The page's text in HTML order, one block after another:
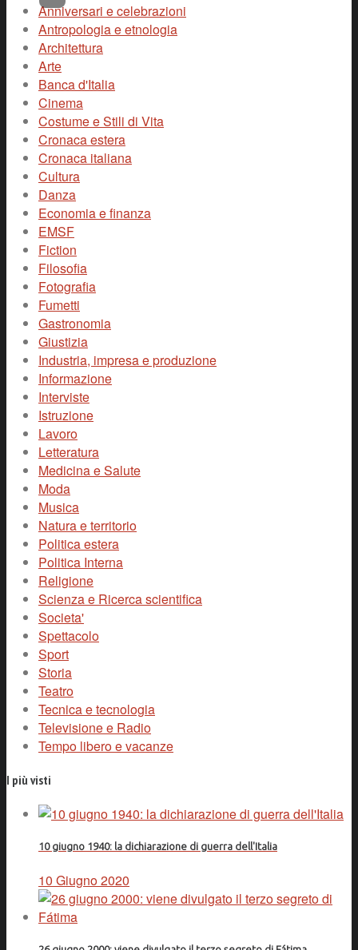
Anniversari e celebrazioni
Antropologia e etnologia
Architettura
Arte
Banca d'Italia
Cinema
Costume e Stili di Vita
Cronaca estera
Cronaca italiana
Cultura
Danza
Economia e finanza
EMSF
Fiction
Filosofia
Fotografia
Fumetti
Gastronomia
Giustizia
Industria, impresa e produzione
Informazione
Interviste
Istruzione
Lavoro
Letteratura
Medicina e Salute
Moda
Musica
Natura e territorio
Politica estera
Politica Interna
Religione
Scienza e Ricerca scientifica
Societa'
Spettacolo
Sport
Storia
Teatro
Tecnica e tecnologia
Televisione e Radio
Tempo libero e vacanze
I più visti
10 giugno 1940: la dichiarazione di guerra dell'Italia
10 Giugno 2020